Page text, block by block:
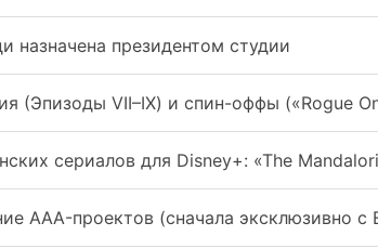
назначена президентом студии
(Эпизоды VII–IX) и спин-оффы («Rogue
сериалов для Disney+: «The
AAA-проектов (сначала эксклюзивно